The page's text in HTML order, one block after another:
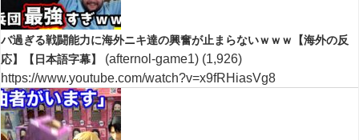
バ過ぎる戦闘能力に海外ニキ達の興奮が止まらないｗｗｗ【海外の反
応】【日本語字幕】
(afternol-game1) (1,926)
https://www.youtube.com/watch?v=x9fRHiasVg8